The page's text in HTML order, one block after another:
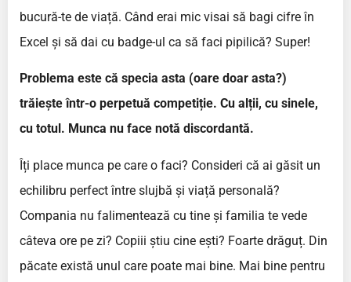
bucură-te de viață. Când erai mic visai să bagi cifre în
Excel și să dai cu badge-ul ca să faci pipilică? Super!
Problema este că specia asta (oare doar asta?)
trăiește într-o perpetuă competiție. Cu alții, cu sinele,
cu totul. Munca nu face notă discordantă.
Îți place munca pe care o faci? Consideri că ai găsit un
echilibru perfect între slujbă și viață personală?
Compania nu falimentează cu tine și familia te vede
câteva ore pe zi? Copiii știu cine ești? Foarte drăguț. Din
păcate există unul care poate mai bine. Mai bine pentru